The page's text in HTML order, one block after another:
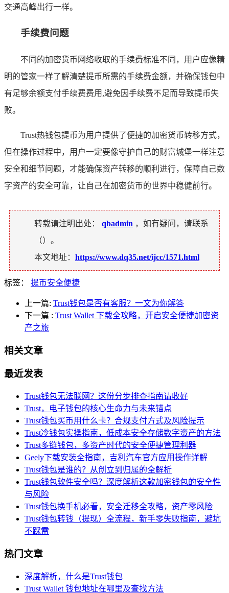
交通高峰出行一样。
手续费问题
不同的加密货币网络收取的手续费标准不同，用户应像精
明的管家一样了解清楚提币所需的手续费金额，并确保钱包中
有足够余额支付手续费费用,避免因手续费不足而导致提币失
败。
Trust热钱包提币为用户提供了便捷的加密货币转移方式，
但在操作过程中，用户一定要像守护自己的财富城堡一样注意
安全和细节问题，才能确保资产转移的顺利进行，保障自己数
字资产的安全可靠，让自己在加密货币的世界中稳健前行。
转载请注明出处： qbadmin ，如有疑问，请联系
（）。
本文地址： https://www.dq35.net/ijcc/1571.html
标签： 提币安全便捷
上一篇: Trust钱包是否有客服？一文为你解答
下一篇 : Trust Wallet 下载全攻略，开启安全便捷加密资
产之旅
相关文章
最近发表
Trust钱包无法联网？这份分步排查指南请收好
Trust，电子钱包的核心生命力与未来锚点
Trust钱包买币用什么卡？合规支付方式及风险提示
Trust冷钱包实操指南，低成本安全存储数字资产的方法
Trust多链钱包，多资产时代的安全便捷管理利器
Geely下载安装全指南，吉利汽车官方应用操作详解
Trust钱包是谁的？从创立到归属的全解析
Trust钱包软件安全吗？深度解析这款加密钱包的安全性
与风险
Trust钱包换手机必看，安全迁移全攻略，资产零风险
Trust钱包转钱（提现）全流程，新手零失败指南，避坑
不踩雷
热门文章
深度解析，什么是Trust钱包
Trust Wallet 钱包地址在哪里及查找方法